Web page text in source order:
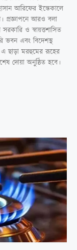
আরিফের ইন্তেকালে
প্রজ্ঞাপনে আরও বলা
ও স্বায়ত্তশাসিত
ভবন এবং বিদেশস্থ
এ ছাড়া মরহুমের রূহের
দোয়া অনুষ্ঠিত হবে।